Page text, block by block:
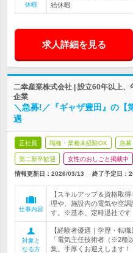
休暇
給休暇
求人詳細を見る
二幸産業株式会社 | 設立60年以上
企業
＼急募!／『ギャザ豊田』の【
遇
正社員 職種・業種未経験OK 急募
第二新卒歓迎 女性のおしごと掲載中
情報更新日：2026/03/13 終了予定日：
仕事内容
【スキルアップ＆資格取
理や、施設内の電気や空
す。※基本、定時退社です
対象と
なる方
【経験者優遇｜学歴・転
「電気主任技術者（※2種
集。手厚くお迎えします！